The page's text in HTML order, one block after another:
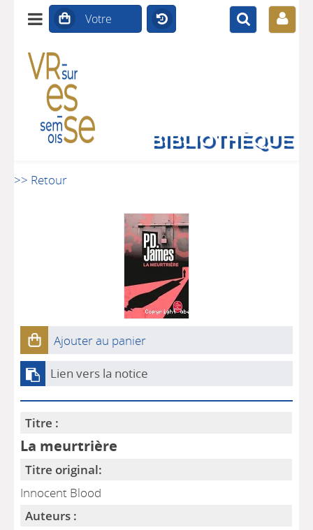
BIBLIOTHÈQUE
>> Retour
Ajouter au panier
Lien vers la notice
Titre :
La meurtrière
Titre original:
Innocent Blood
Auteurs :